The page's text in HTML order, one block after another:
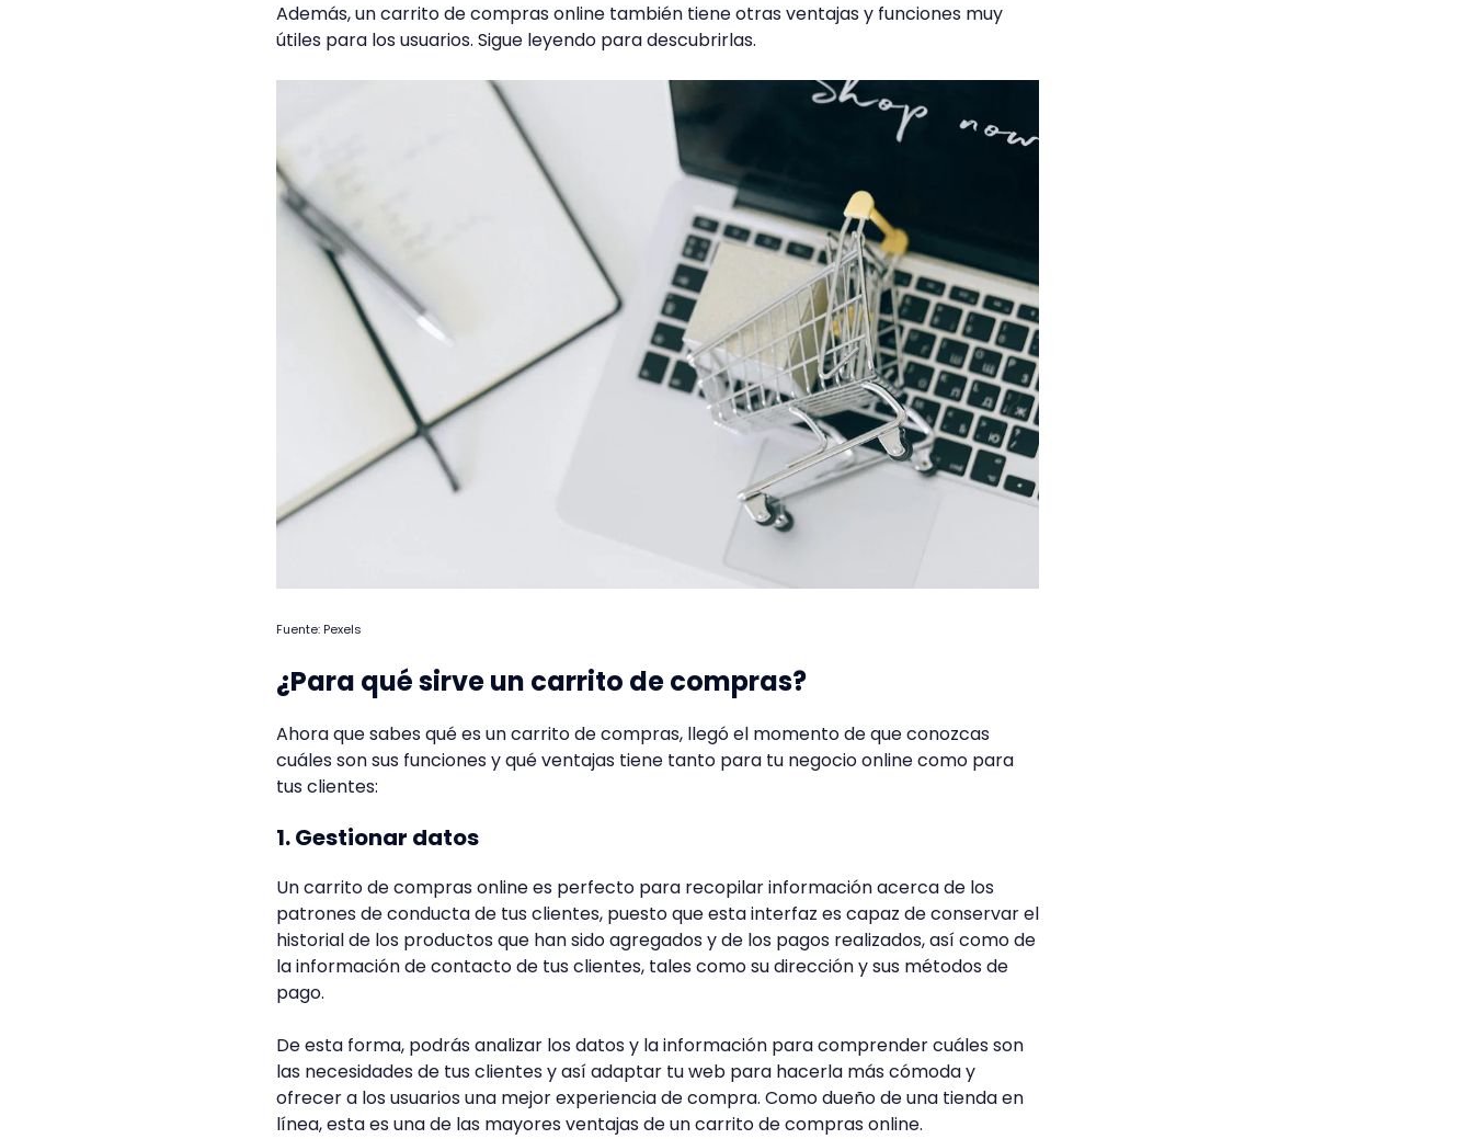
Además, un carrito de compras online también tiene otras ventajas y funciones muy
útiles para los usuarios. Sigue leyendo para descubrirlas.
Fuente: Pexels
¿Para qué sirve un carrito de compras?
Ahora que sabes qué es un carrito de compras, llegó el momento de que conozcas
cuáles son sus funciones y qué ventajas tiene tanto para tu negocio online como para
tus clientes:
1. Gestionar datos
Un carrito de compras online es perfecto para recopilar información acerca de los
patrones de conducta de tus clientes, puesto que esta interfaz es capaz de conservar el
historial de los productos que han sido agregados y de los pagos realizados, así como de
la información de contacto de tus clientes, tales como su dirección y sus métodos de
pago.
De esta forma, podrás analizar los datos y la información para comprender cuáles son
las necesidades de tus clientes y así adaptar tu web para hacerla más cómoda y
ofrecer a los usuarios una mejor experiencia de compra. Como dueño de una tienda en
línea, esta es una de las mayores ventajas de un carrito de compras online.